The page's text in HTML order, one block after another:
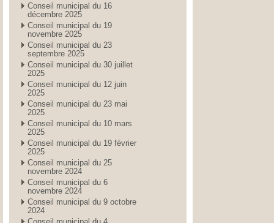
Conseil municipal du 16
décembre 2025
Conseil municipal du 19
novembre 2025
Conseil municipal du 23
septembre 2025
Conseil municipal du 30 juillet
2025
Conseil municipal du 12 juin
2025
Conseil municipal du 23 mai
2025
Conseil municipal du 10 mars
2025
Conseil municipal du 19 février
2025
Conseil municipal du 25
novembre 2024
Conseil municipal du 6
novembre 2024
Conseil municipal du 9 octobre
2024